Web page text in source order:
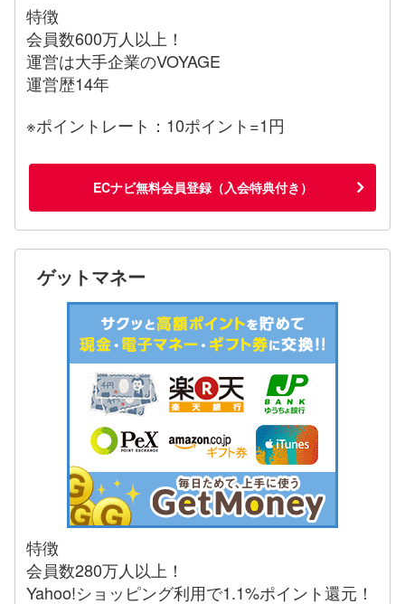
特徴
会員数600万人以上！
運営は大手企業のVOYAGE
運営歴14年
※ポイントレート：10ポイント=1円
ECナビ無料会員登録（入会特典付き）
ゲットマネー
特徴
会員数280万人以上！
Yahoo!ショッピング利用で1.1%ポイント還元！